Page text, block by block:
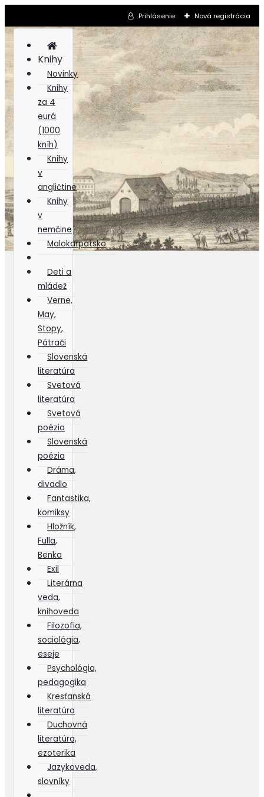
Prihlásenie Nová registrácia
Knihy
Novinky
Knihy
za 4
eurá
(1000
kníh)
Knihy
v
angličtine
Knihy
v
nemčine
Malokarpatsko
Deti a
mládež
Verne,
May,
Stopy,
Pátrači
Slovenská
literatúra
Svetová
literatúra
Svetová
poézia
Slovenská
poézia
Dráma,
divadlo
Fantastika,
komiksy
Hložník,
Fulla,
Benka
Exil
Literárna
veda,
knihoveda
Filozofia,
sociológia,
eseje
Psychológia,
pedagogika
Kresťanská
literatúra
Duchovná
literatúra,
ezoterika
Jazykoveda,
slovníky